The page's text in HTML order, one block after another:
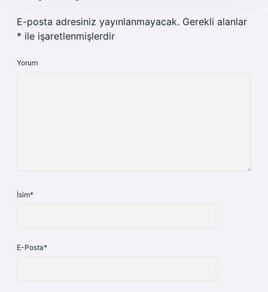
E-posta adresiniz yayınlanmayacak. Gerekli alanlar
* ile işaretlenmişlerdir
Yorum
İsim*
E-Posta*